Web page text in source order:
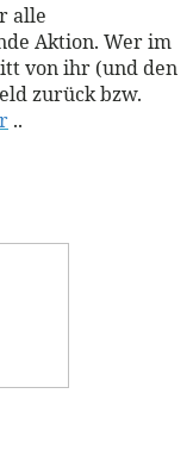
alle
Aktion. Wer im
von ihr (und den
zurück bzw.
..